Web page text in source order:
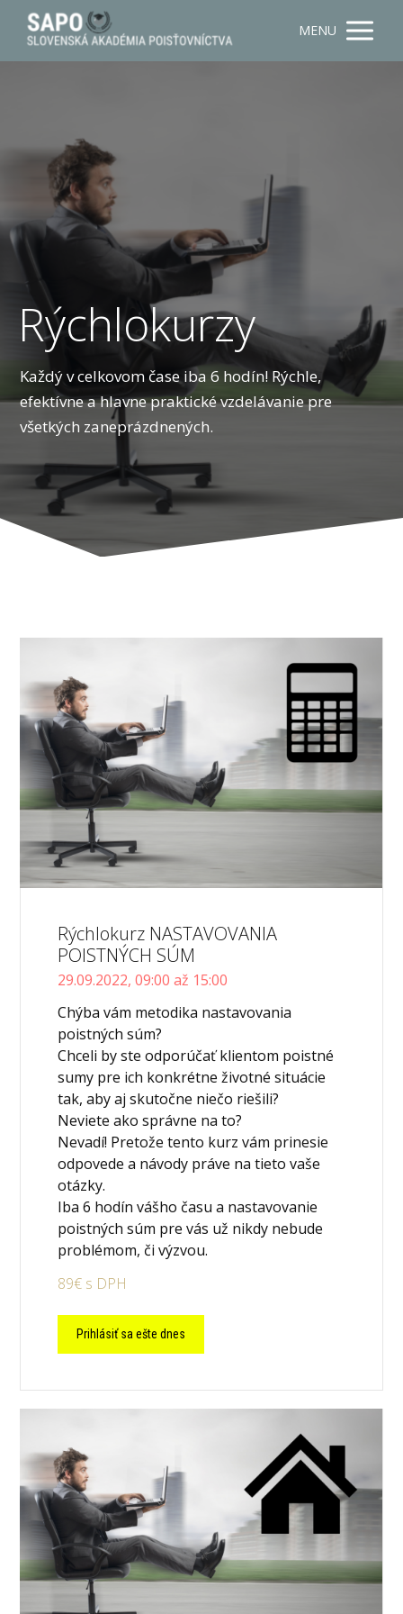
MENU
Rýchlokurzy
Každý v celkovom čase iba 6 hodín! Rýchle,
efektívne a hlavne praktické vzdelávanie pre
všetkých zaneprázdnených.
Rýchlokurz NASTAVOVANIA
POISTNÝCH SÚM
29.09.2022, 09:00 až 15:00
Chýba vám metodika nastavovania
poistných súm?
Chceli by ste odporúčať klientom poistné
sumy pre ich konkrétne životné situácie
tak, aby aj skutočne niečo riešili?
Neviete ako správne na to?
Nevadí! Pretože tento kurz vám prinesie
odpovede a návody práve na tieto vaše
otázky.
Iba 6 hodín vášho času a nastavovanie
poistných súm pre vás už nikdy nebude
problémom, či výzvou.
89€ s DPH
Prihlásiť sa ešte dnes